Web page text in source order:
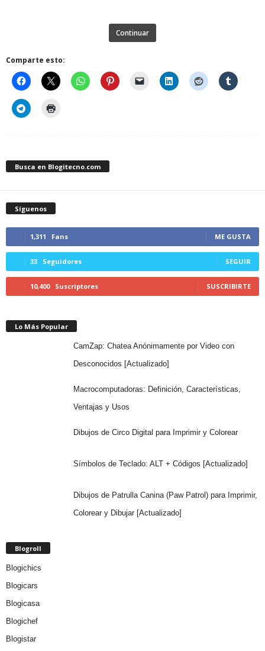
Continuar
Comparte esto:
Busca en Blogitecno.com
Síguenos
1,311 Fans ME GUSTA
33 Seguidores SEGUIR
10,400 Suscriptores SUSCRIBIRTE
Lo Más Popular
CamZap: Chatea Anónimamente por Video con
Desconocidos [Actualizado]
Macrocomputadoras: Definición, Características,
Ventajas y Usos
Dibujos de Circo Digital para Imprimir y Colorear
Símbolos de Teclado: ALT + Códigos [Actualizado]
Dibujos de Patrulla Canina (Paw Patrol) para Imprimir,
Colorear y Dibujar [Actualizado]
Blogroll
Blogichics
Blogicars
Blogicasa
Blogichef
Blogistar